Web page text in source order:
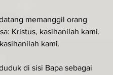
memanggil orang
Kristus, kasihanilah kami.
kami.
di sisi Bapa sebagai